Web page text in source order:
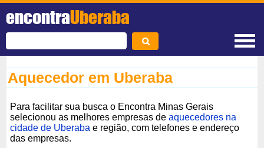
encontraUberaba
Aquecedor em Uberaba
Para facilitar sua busca o Encontra Minas Gerais
selecionou as melhores empresas deaquecedores na
cidade de Uberaba e região, com telefones e endereço
das empresas.